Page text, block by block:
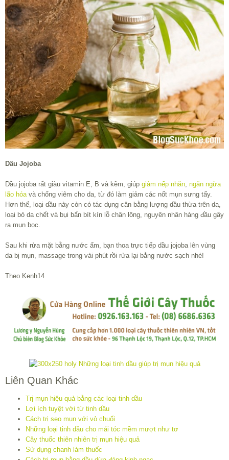
Dầu Jojoba
Dầu jojoba rất giàu vitamin E, B và kẽm, giúp giảm nếp nhăn, ngăn ngừa
lão hóavà chống viêm cho da, từ đó làm giảm các nốt mụn sưng tấy.
Hơn thế, loại dầu này còn có tác dụng cân bằng lượng dầu thừa trên da,
loại bỏ da chết và bụi bẩn bít kín lỗ chân lông, nguyên nhân hàng đầu gây
ra mụn bọc.
Sau khi rửa mặt bằng nước ấm, bạn thoa trực tiếp dầu jojoba lên vùng
da bị mụn, massage trong vài phút rồi rửa lại bằng nước sạch nhé!
Theo Kenh14
Liên Quan Khác
Trị mụn hiệu quả bằng các loại tinh dầu
Lợi ích tuyệt vời từ tinh dầu
Cách trị sẹo mụn với vỏ chuối
Những loại tinh dầu cho mái tóc mềm mượt như tơ
Cây thuốc thiên nhiên trị mụn hiệu quả
Sử dụng chanh làm thuốc